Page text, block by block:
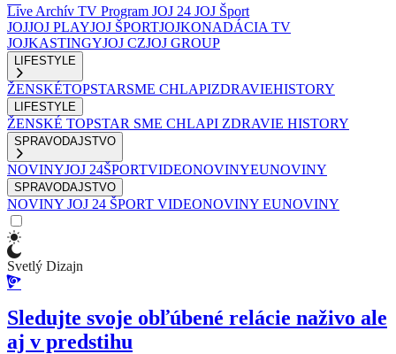
Live Archív TV Program JOJ 24 JOJ Šport
JOJJOJ PLAYJOJ ŠPORTJOJKONADÁCIA TV
JOJKASTINGYJOJ CZJOJ GROUP
LIFESTYLE
ŽENSKÉTOPSTARSME CHLAPIZDRAVIEHISTORY
LIFESTYLE
ŽENSKÉ TOPSTAR SME CHLAPI ZDRAVIE HISTORY
SPRAVODAJSTVO
NOVINYJOJ 24ŠPORTVIDEONOVINYEUNOVINY
SPRAVODAJSTVO
NOVINY JOJ 24 ŠPORT VIDEONOVINY EUNOVINY
Svetlý Dizajn
Sledujte svoje obľúbené relácie naživo ale
aj v predstihu